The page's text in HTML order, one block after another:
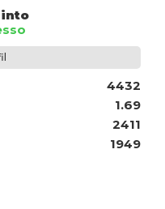
4432
1.69
2411
1949